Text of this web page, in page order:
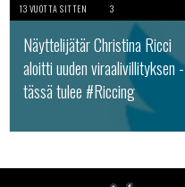
13 VUOTTA SITTEN 3
Näyttelijätär Christina Ricci
aloitti uuden viraalivillityksen -
tässä tulee #Riccing